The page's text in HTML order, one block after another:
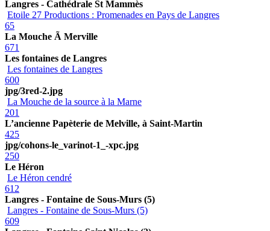
Langres - Cathédrale St Mammès
Etoile 27 Productions : Promenades en Pays de Langres
65
La Mouche Ã Merville
671
Les fontaines de Langres
Les fontaines de Langres
600
jpg/3red-2.jpg
La Mouche de la source à la Marne
201
L’ancienne Papèterie de Melville, à Saint-Martin
425
jpg/cohons-le_varinot-1_-xpc.jpg
250
Le Héron
Le Héron cendré
612
Langres - Fontaine de Sous-Murs (5)
Langres - Fontaine de Sous-Murs (5)
609